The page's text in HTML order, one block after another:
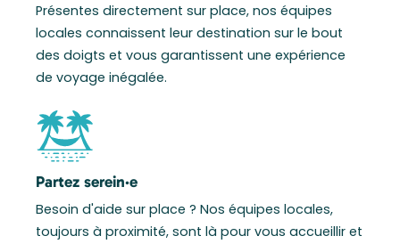
Présentes directement sur place, nos équipes
locales connaissent leur destination sur le bout
des doigts et vous garantissent une expérience
de voyage inégalée.
Partez serein·e
Besoin d'aide sur place ? Nos équipes locales,
toujours à proximité, sont là pour vous accueillir et